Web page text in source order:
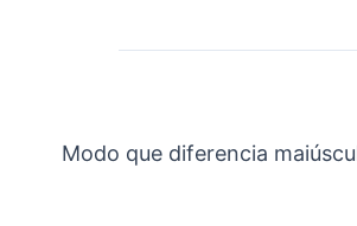
Modo que diferencia